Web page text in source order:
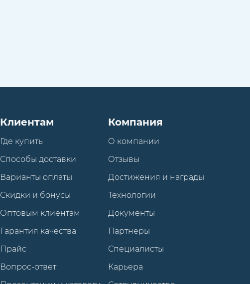
Клиентам
Где купить
Способы доставки
Варианты оплаты
Скидки и бонусы
Оптовым клиентам
Гарантия качества
Прайс
Вопрос-ответ
Компания
О компании
Отзывы
Достижения и награды
Технологии
Документы
Партнеры
Специалисты
Карьера